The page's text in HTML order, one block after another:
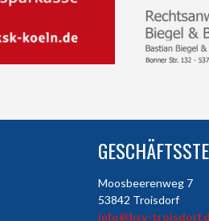
Moosbeerenweg 7
53842 Troisdorf
info@hsv-